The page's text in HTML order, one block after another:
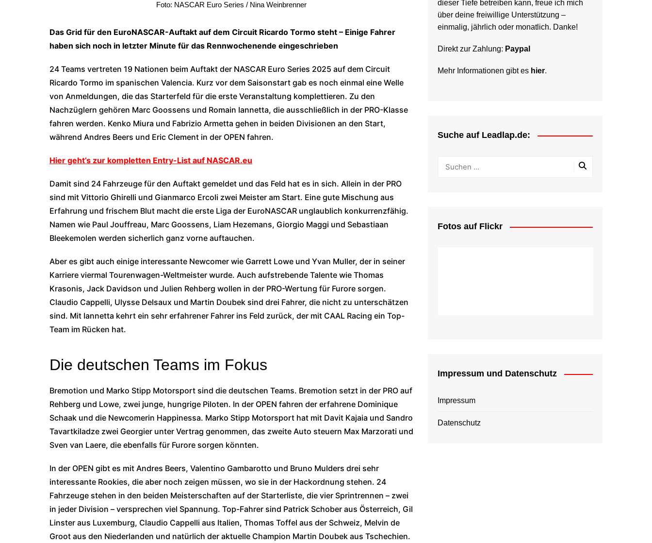
Foto: NASCAR Euro Series / Nina Weinbrenner
Das Grid für den EuroNASCAR-Auftakt auf dem Circuit Ricardo Tormo steht – Einige Fahrer
haben sich noch in letzter Minute für das Rennwochenende eingeschrieben
24 Teams vertreten 19 Nationen beim Auftakt der NASCAR Euro Series 2025 auf dem Circuit
Ricardo Tormo im spanischen Valencia. Kurz vor dem Saisonstart gab es noch einmal eine Welle
von Anmeldungen, die das Starterfeld für die erste Veranstaltung komplettieren. Zu den
Nachzüglern gehören Marc Goossens und Romain Iannetta, die ausschließlich in der PRO-Klasse
fahren werden. Kenko Miura und Fabrizio Armetta gehen in beiden Divisionen an den Start,
während Andres Beers und Eric Clement in der OPEN fahren.
Hier geht’s zur kompletten Entry-List auf NASCAR.eu
Damit sind 24 Fahrzeuge für den Auftakt gemeldet und das Feld hat es in sich. Allein in der PRO
sind mit Vittorio Ghirelli und Gianmarco Ercoli zwei Meister am Start. Eine gute Mischung aus
Erfahrung und frischem Blut macht die erste Liga der EuroNASCAR unglaublich konkurrenzfähig.
Namen wie Paul Jouffreau, Marc Goossens, Liam Hezemans, Giorgio Maggi und Sebastiaan
Bleekemolen werden sicherlich ganz vorne auftauchen.
Aber es gibt auch einige interessante Newcomer wie Garrett Lowe und Yvan Muller, der in seiner
Karriere viermal Tourenwagen-Weltmeister wurde. Auch aufstrebende Talente wie Thomas
Krasonis, Jack Davidson und Julien Rehberg wollen in der PRO-Wertung für Furore sorgen.
Claudio Cappelli, Ulysse Delsaux und Martin Doubek sind drei Fahrer, die nicht zu unterschätzen
sind. Mit Iannetta kehrt ein sehr erfahrener Fahrer ins Feld zurück, der mit CAAL Racing ein Top-
Team im Rücken hat.
Die deutschen Teams im Fokus
Bremotion und Marko Stipp Motorsport sind die deutschen Teams. Bremotion setzt in der PRO auf
Rehberg und Lowe, zwei junge, hungrige Piloten. In der OPEN fahren der erfahrene Dominique
Schaak und die Newcomerin Happinessa. Marko Stipp Motorsport hat mit Davit Kajaia und Sandro
Tavartkiladze zwei Georgier unter Vertrag genommen, das zweite Auto steuern Max Marzorati und
Sven van Laere, die ebenfalls für Furore sorgen könnten.
In der OPEN gibt es mit Andres Beers, Valentino Gambarotto und Bruno Mulders drei sehr
interessante Rookies, die aber noch zeigen müssen, wo sie in der Hackordnung stehen. 24
Fahrzeuge stehen in den beiden Meisterschaften auf der Starterliste, die vier Sprintrennen – zwei
in jeder Division – versprechen viel Spannung. Top-Fahrer sind Patrick Schober aus Österreich, Gil
Linster aus Luxemburg, Claudio Cappelli aus Italien, Thomas Toffel aus der Schweiz, Melvin de
Groot aus den Niederlanden und natürlich der aktuelle Champion Martin Doubek aus Tschechien.
dieser Tiefe betreiben kann, freue ich mich
über deine freiwillige Unterstützung –
einmalig, jährlich oder monatlich. Danke!
Direkt zur Zahlung: Paypal
Mehr Informationen gibt es hier.
Suche auf Leadlap.de:
Fotos auf Flickr
Impressum und Datenschutz
Impressum
Datenschutz